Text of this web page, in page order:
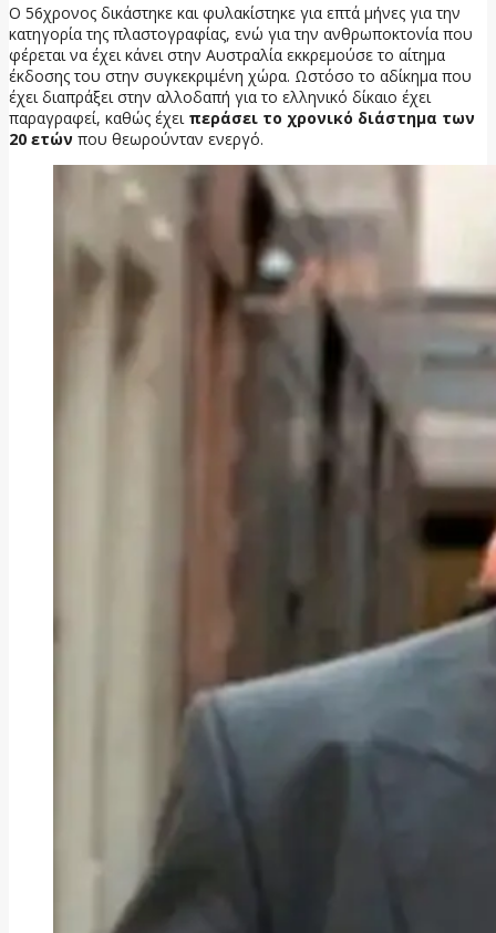
Ο 56χρονος δικάστηκε και φυλακίστηκε για επτά μήνες για την
κατηγορία της πλαστογραφίας, ενώ για την ανθρωποκτονία που
φέρεται να έχει κάνει στην Αυστραλία εκκρεμούσε το αίτημα
έκδοσης του στην συγκεκριμένη χώρα. Ωστόσο το αδίκημα που
έχει διαπράξει στην αλλοδαπή για το ελληνικό δίκαιο έχει
παραγραφεί, καθώς έχει περάσει το χρονικό διάστημα των
20 ετών που θεωρούνταν ενεργό.